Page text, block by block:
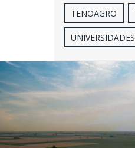
TENOAGRO
UNIVERSIDADES